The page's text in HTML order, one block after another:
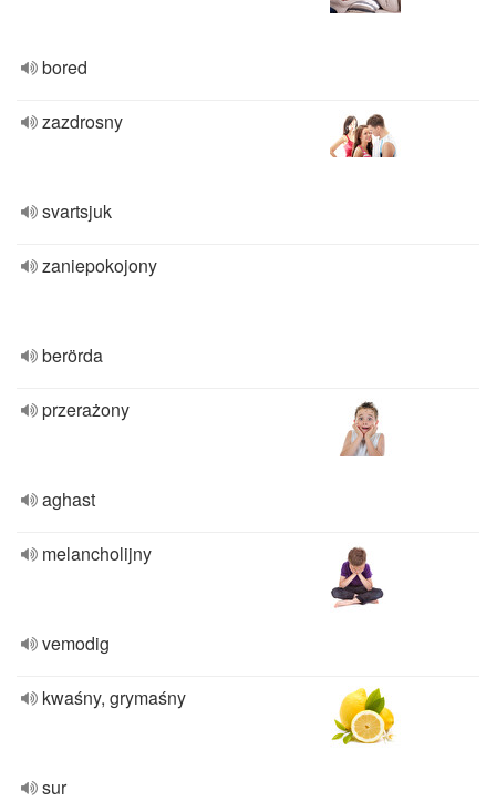
bored
zazdrosny
svartsjuk
zaniepokojony
berörda
przerażony
aghast
melancholijny
vemodig
kwaśny, grymaśny
sur